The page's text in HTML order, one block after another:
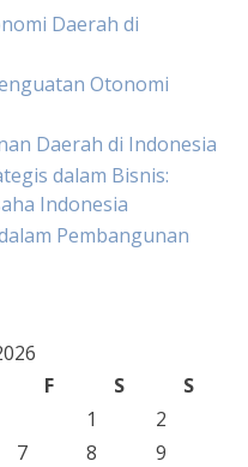
Daerah di
Otonomi
Daerah di Indonesia
dalam Bisnis:
Indonesia
Pembangunan
F S
S
1
2
7 8
9